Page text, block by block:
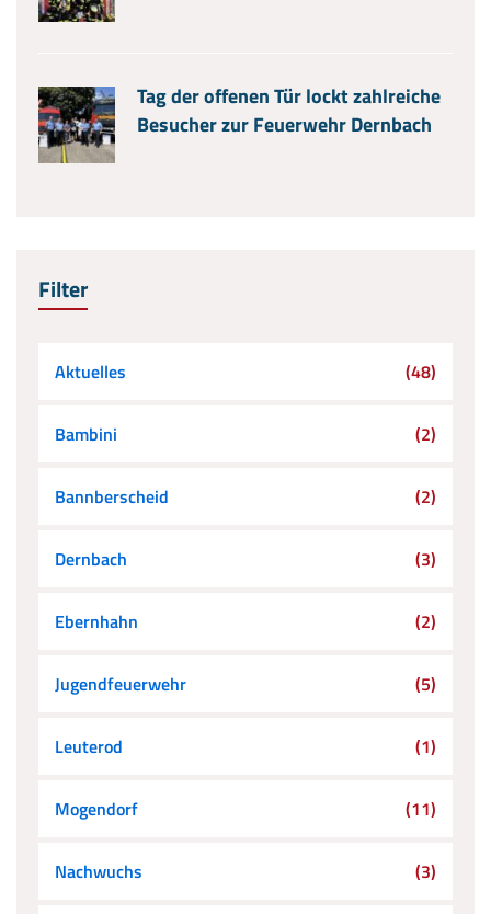
Tag der offenen Tür lockt zahlreiche
Besucher zur Feuerwehr Dernbach
Filter
Aktuelles (48)
Bambini (2)
Bannberscheid (2)
Dernbach (3)
Ebernhahn (2)
Jugendfeuerwehr (5)
Leuterod (1)
Mogendorf (11)
Nachwuchs (3)